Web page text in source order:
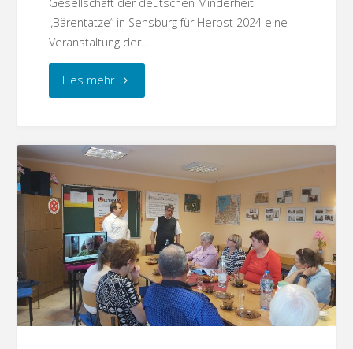
„Bärentatze“ in Sensburg für Herbst 2024 eine
Veranstaltung der…
Lies mehr"Sensburg
Backen
Uwe"